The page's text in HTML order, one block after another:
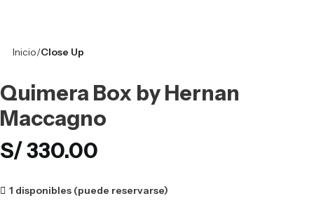
Inicio Close Up
Quimera Box by Hernan
Maccagno
S/330.00
1 disponibles (puede reservarse)